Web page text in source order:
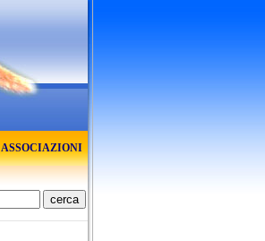
ASSOCIAZIONI